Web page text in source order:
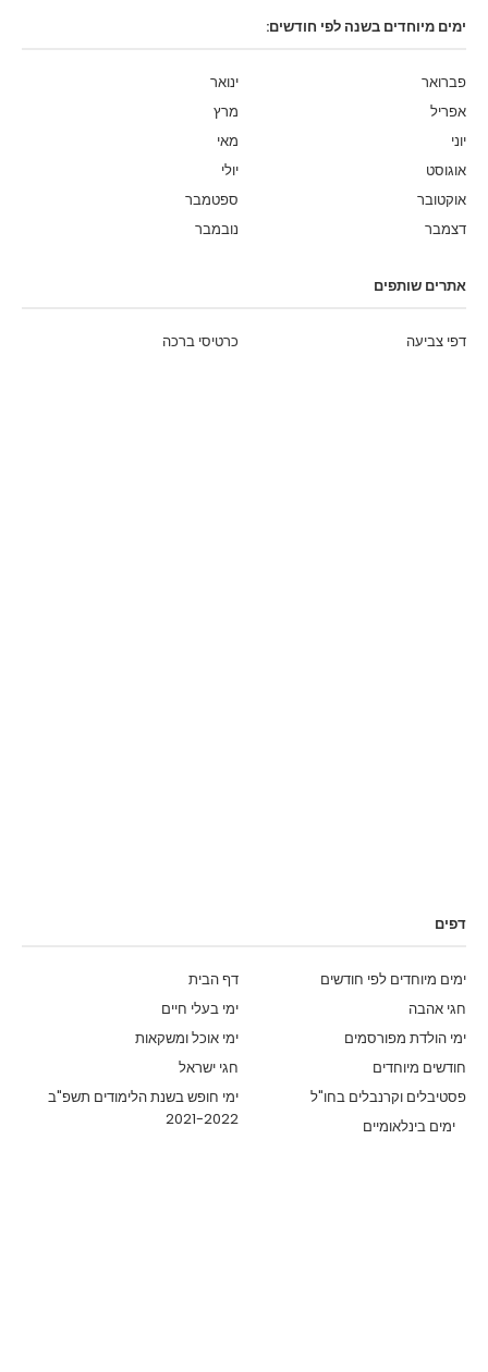
ימים מיוחדים בשנה לפי חודשים:
ינואר
פברואר
מרץ
אפריל
מאי
יוני
יולי
אוגוסט
ספטמבר
אוקטובר
נובמבר
דצמבר
אתרים שותפים
כרטיסי ברכה דפי צביעה
דפים
דף הבית
ימים מיוחדים לפי חודשים
ימי בעלי חיים
חגי אהבה
ימי אוכל ומשקאות
ימי הולדת מפורסמים
חגי ישראל
חודשים מיוחדים
ימי חופש בשנת הלימודים תשפ"ב
2021-2022
פסטיבלים וקרנבלים בחו"ל
ימים בינלאומיים